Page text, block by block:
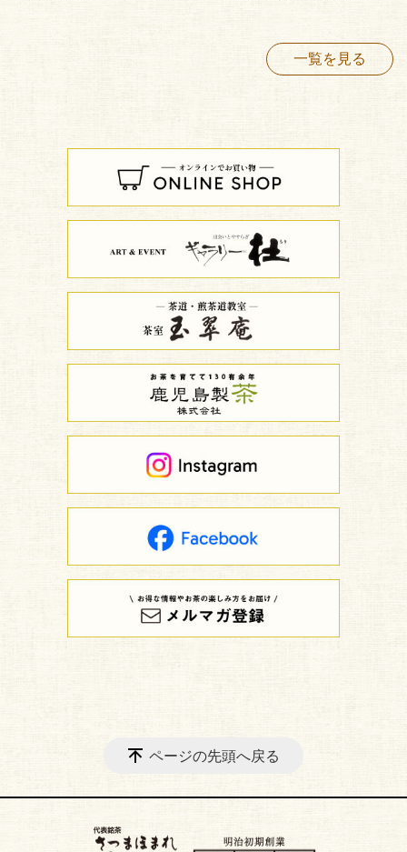
一覧を見る
ページの先頭へ戻る